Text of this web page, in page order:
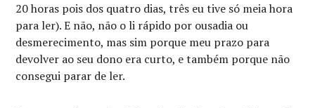
20 horas pois dos quatro dias, três eu tive só meia hora
para ler). E não, não o li rápido por ousadia ou
desmerecimento, mas sim porque meu prazo para
devolver ao seu dono era curto, e também porque não
consegui parar de ler.